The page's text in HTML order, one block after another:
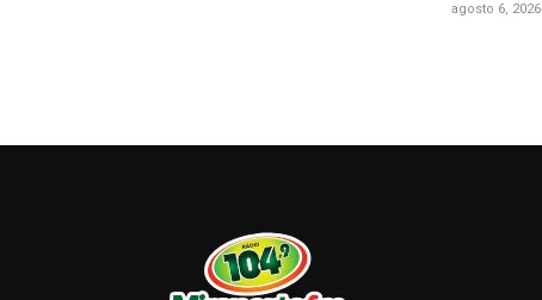
agosto 6, 2026